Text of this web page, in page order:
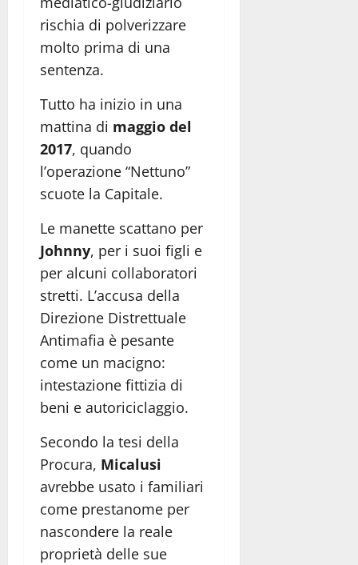
rischia di polverizzare
molto prima di una
sentenza.
Tutto ha inizio in una
mattina di maggio del
2017, quando
l’operazione “Nettuno”
scuote la Capitale.
Le manette scattano per
Johnny, per i suoi figli e
per alcuni collaboratori
stretti. L’accusa della
Direzione Distrettuale
Antimafia è pesante
come un macigno:
intestazione fittizia di
beni e autoriciclaggio.
Secondo la tesi della
Procura, Micalusi
avrebbe usato i familiari
come prestanome per
nascondere la reale
proprietà delle sue